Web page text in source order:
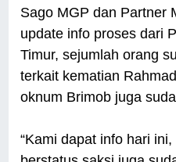
Sago MGP dan Partner
update info proses dari
Timur, sejumlah orang
terkait kematian
oknum Brimob juga
“Kami dapat info hari